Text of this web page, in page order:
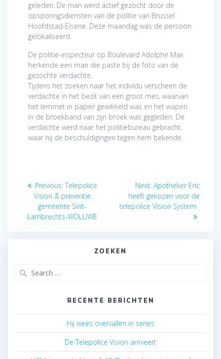
geleden. De man werd actief gezocht door de
opsporingsdiensten van de politie van Brussel
Hoofdstad-Elsene. Deze maandag was de persoon
gelokaliseerd.
De politie-inspecteur op Boulevard Adolphe Max
herkende een man die paste bij de foto van de
gezochte verdachte.
Tijdens het zoeken naar het individu verscheen de
verdachte in het bezit van een groot mes, waarvan
het lemmet in papier gewikkeld was en het wapen
in de broekband van zijn broek was gegleden. De
verdachte werd naar het politiebureau gebracht,
waar hij de beschuldigingen tegen hem bekende.
Berichtnavigatie
Previous:Previous
post:
Telepolice
Vision & preventie
gemeente Sint-
Lambrechts-WOLUWE
Next: Next
post:
Apotheker Eric
heeft gekozen voor de
telepolice Vision System
ZOEKEN
RECENTE BERICHTEN
Hij wees overvallen in series
De Telepolice Vision arriveert